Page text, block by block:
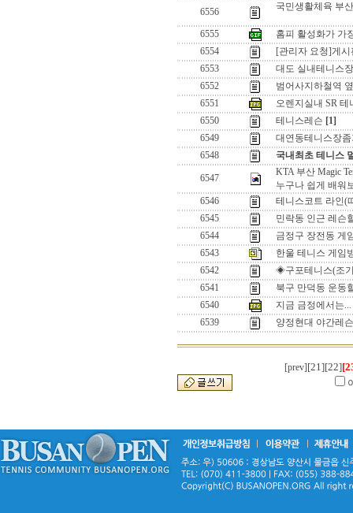
6556
국민생활체육 부
6555
홈피 활성화가 가
6554
[관리자 요청]게
6553
대도 실내테니스
6552
범어사지하철역
6551
오렌지실내 SR
6550
테니스레슨 [1]
6549
대연동테니스장
6548
국내최초 테니스
6547
KTA 부산 Magic
누구나 쉽게 배워
6546
테니스코트 라인(
6545
민락동 인근 레슨
6544
금정구 장전동 게
6543
한울 테니스 게임
6542
◈구포테니스(조
6541
북구 만덕동 운동
6540
지금 금정에서는...
6539
양정현대 야간레
[prev] [21][22]